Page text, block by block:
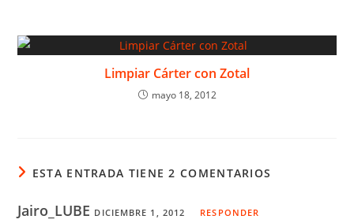
Limpiar Cárter con Zotal
mayo 18, 2012
ESTA ENTRADA TIENE 2 COMENTARIOS
Jairo_LUBE DICIEMBRE 1, 2012 RESPONDER